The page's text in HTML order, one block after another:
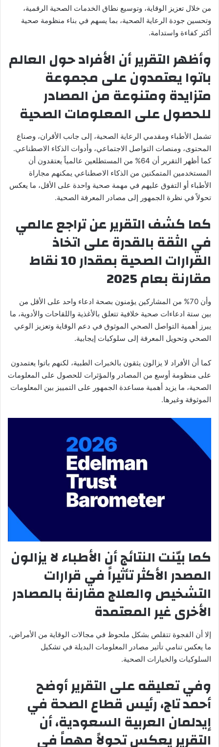
من خلال تعزيز الوقاية، وتوسيع نطاق الخدمات الصحية الرقمية،
وتحسين جودة الرعاية الصحية، بما يسهم في بناء منظومة صحية
أكثر كفاءة واستدامة.
وأظهر التقرير أن الأفراد حول العالم
باتوا يعتمدون على مجموعة
متزايدة ومتنوعة من المصادر
للحصول على المعلومات الصحية
تشمل الأطباء ومقدمي الرعاية الصحية، إلى جانب الأقران، وصناع
المحتوى، ومنصات التواصل الاجتماعي، وأدوات الذكاء الاصطناعي.
كما أظهر التقرير أن 64% من المستطلعين عالمياً يعتقدون أن
المستخدمين المتمكنين من الذكاء الاصطناعي يمكنهم مجاراة
الأطباء أو التفوق عليهم في مهمة صحية واحدة على الأقل، ما يعكس
تحولاً في نظرة الجمهور إلى مصادر المعرفة الصحية.
كما كشف التقرير عن تراجع عالمي
في الثقة بالقدرة على اتخاذ
القرارات الصحية بمقدار 10 نقاط
مقارنة بعام 2025
وأن 70% من المشاركين يؤمنون بصحة ادعاء واحد على الأقل من
بين ستة ادعاءات صحية خلافية تتعلق بالأغذية واللقاحات والأدوية، ما
يبرز أهمية التواصل الصحي الموثوق في دعم الوقاية وتعزيز الوعي
الصحي وتحويل المعرفة إلى سلوكيات إيجابية.
كما أن الأفراد لا يزالون يثقون بالخبرات الطبية، لكنهم باتوا يعتمدون
على منظومة أوسع من المصادر والمؤثرات للحصول على المعلومات
الصحية، ما يزيد أهمية مساعدة الجمهور على التمييز بين المعلومات
الموثوقة وغيرها.
كما بيّنت النتائج أن الأطباء لا يزالون
المصدر الأكثر تأثيراً في قرارات
التشخيص والعلاج مقارنة بالمصادر
الأخرى غير المعتمدة
إلا أن الفجوة تتقلص بشكل ملحوظ في مجالات الوقاية من الأمراض،
ما يعكس تنامي تأثير مصادر المعلومات البديلة في تشكيل
السلوكيات والخيارات الصحية.
وفي تعليقه على التقرير أوضح
أحمد تاج، رئيس قطاع الصحة في
إيدلمان العربية السعودية، أن
التقرير يعكس تحولاً مهماً في